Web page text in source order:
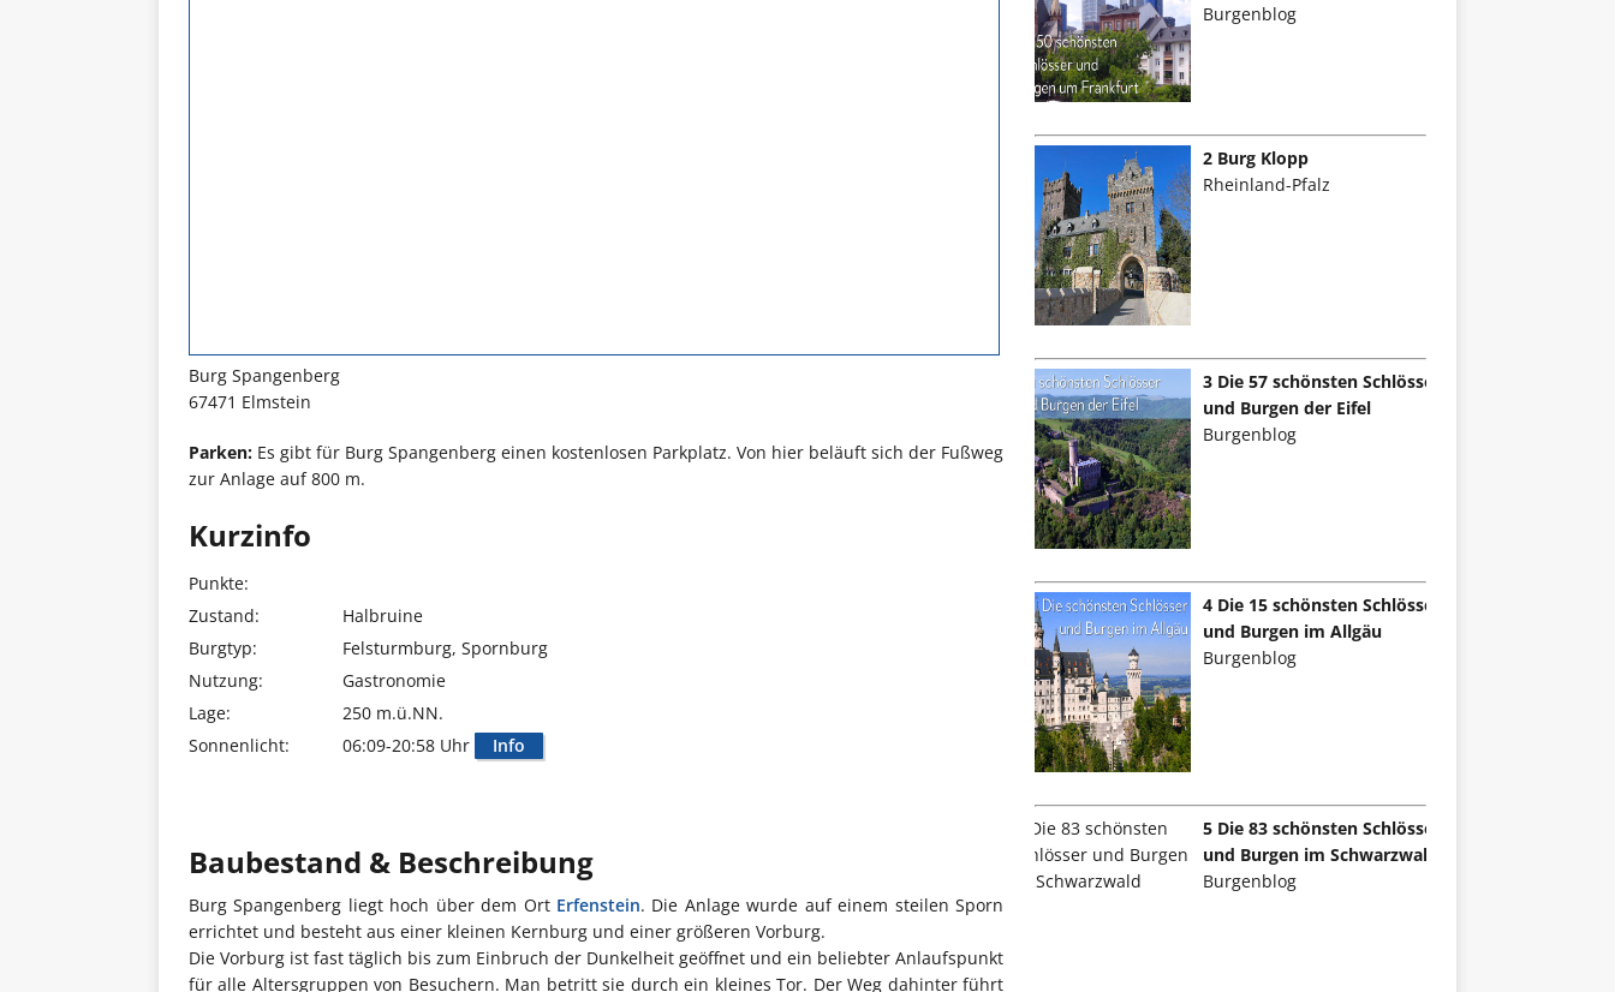
Burg Spangenberg
67471 Elmstein
Parken: Es gibt für Burg Spangenberg einen kostenlosen Parkplatz. Von hier beläuft sich der Fußweg
zur Anlage auf 800 m.
Kurzinfo
Punkte:
Zustand:
Halbruine
Burgtyp:
Felsturmburg, Spornburg
Nutzung:
Gastronomie
Lage:
250 m.ü.NN.
Sonnenlicht:
06:09-20:58 Uhr Info
Baubestand & Beschreibung
Burg Spangenberg liegt hoch über dem Ort Erfenstein. Die Anlage wurde auf einem steilen Sporn
errichtet und besteht aus einer kleinen Kernburg und einer größeren Vorburg.
Die Vorburg ist fast täglich bis zum Einbruch der Dunkelheit geöffnet und ein beliebter Anlaufspunkt
für alle Altersgruppen von Besuchern. Man betritt sie durch ein kleines Tor. Der Weg dahinter führt
Burgenblog
2 Burg Klopp
Rheinland-Pfalz
3 Die 57 schönsten Schlösser
und Burgen der Eifel
Burgenblog
4 Die 15 schönsten Schlösser
und Burgen im Allgäu
Burgenblog
5 Die 83 schönsten Schlösser
und Burgen im Schwarzwald
Burgenblog